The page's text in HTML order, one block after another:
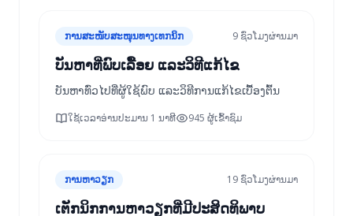
ການສະໜັບສະໜຸນທາງເທກນິກ 9 ຊົ່ວໂມງຜ່ານມາ
ບັນຫາທີ່ພົບເລື້ອຍ ແລະວິທີແກ້ໄຂ
ບັນຫາທົ່ວໄປທີ່ຜູ້ໃຊ້ພົບ ແລະວິທີການແກ້ໄຂເບື້ອງຕົ້ນ
ໃຊ້ເວລາອ່ານປະມານ 1 ນາທີ 945 ຜູ້ເຂົ້າຊົມ
ການຫາວຽກ 19 ຊົ່ວໂມງຜ່ານມາ
ເຕັກນິກການຫາວຽກທີ່ມີປະສິດທິພາບ